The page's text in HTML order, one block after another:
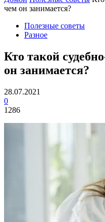
чем он занимается?
Полезные советы
Разное
Кто такой
он занимается?
28.07.2021
0
1286